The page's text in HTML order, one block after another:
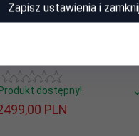
dostępny!
00 PLN
Zapisz ustawienia i